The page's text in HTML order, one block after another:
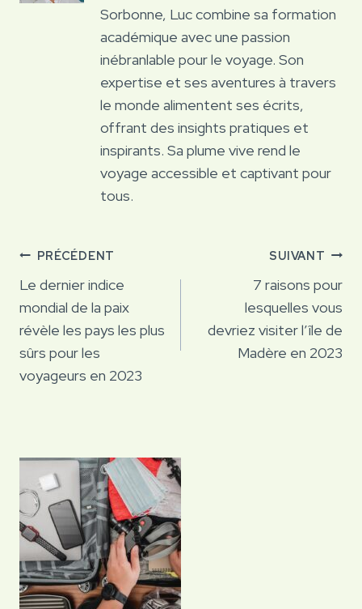
Sorbonne, Luc combine sa formation
académique avec une passion
inébranlable pour le voyage. Son
expertise et ses aventures à travers
le monde alimentent ses écrits,
offrant des insights pratiques et
inspirants. Sa plume vive rend le
voyage accessible et captivant pour
tous.
Navigation
de
l’article
PRÉCÉDENT
Le dernier indice
mondial de la paix
révèle les pays les plus
sûrs pour les
voyageurs en 2023
SUIVANT
7 raisons pour
lesquelles vous
devriez visiter l’île de
Madère en 2023